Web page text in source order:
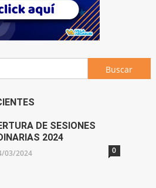
Buscar:
DE SESIONES
2024
03/2024 0